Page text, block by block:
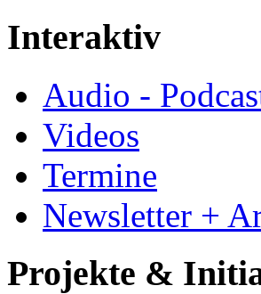
Interaktiv
Audio -
Videos
Termine
Newsletter +
Projekte &